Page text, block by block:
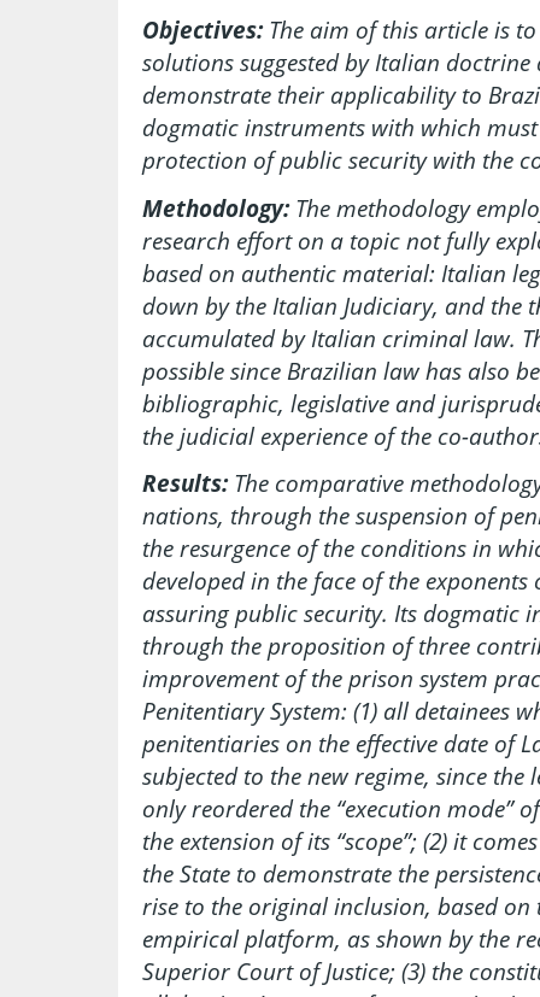
Objectives:The aim of this article is
solutions suggested by Italian
demonstrate their applicability to
dogmatic instruments with which
protection of public security with the
Methodology:The methodology
research effort on a topic not fully
based on authentic material: Italian
down by the Italian Judiciary, and the
accumulated by Italian criminal law.
possible since Brazilian law has also
bibliographic, legislative and
the judicial experience of the co-
Results: The comparative
nations, through the suspension of
the resurgence of the conditions in
developed in the face of the
assuring public security. Its dogmatic
through the proposition of three
improvement of the prison system
Penitentiary System: (1) all detainees
penitentiaries on the effective date of
subjected to the new regime, since
only reordered the “execution mode”
the extension of its “scope”; (2) it
the State to demonstrate the
rise to the original inclusion, based
empirical platform, as shown by the
Superior Court of Justice; (3) the